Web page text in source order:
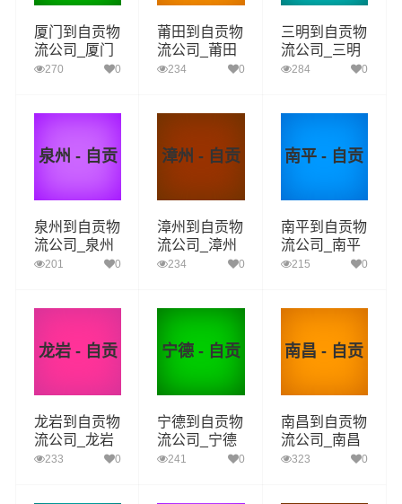
厦门到自贡物
流公司_厦门
到自贡货运_
270 0
莆田到自贡物
流公司_莆田
到自贡货运_
234 0
三明到自贡物
流公司_三明
到自贡货运_
284 0
泉州 - 自贡
泉州到自贡物
流公司_泉州
到自贡货运_
201 0
漳州 - 自贡
漳州到自贡物
流公司_漳州
到自贡货运_
234 0
南平 - 自贡
南平到自贡物
流公司_南平
到自贡货运_
215 0
龙岩 - 自贡
龙岩到自贡物
流公司_龙岩
到自贡货运_
233 0
宁德 - 自贡
宁德到自贡物
流公司_宁德
到自贡货运_
241 0
南昌 - 自贡
南昌到自贡物
流公司_南昌
到自贡货运_
323 0